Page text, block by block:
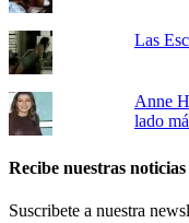
Las
Anne
lado
Recibe nuestras
Suscribete a nuestra